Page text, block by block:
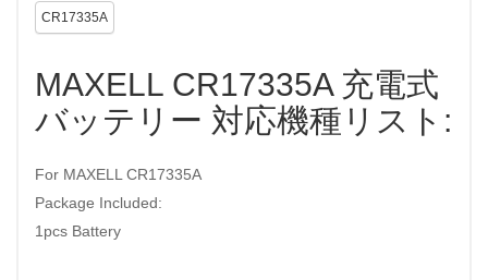
CR17335A
MAXELL CR17335A 充電式
バッテリー 対応機種リスト:
For MAXELL CR17335A
Package Included:
1pcs Battery